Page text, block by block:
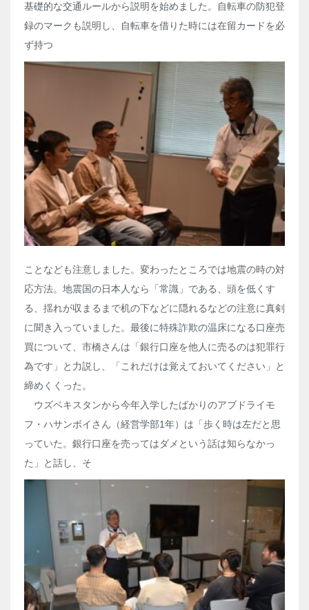
基礎的な交通ルールから説明を始めました。自転車の防犯登
録のマークも説明し、自転車を借りた時には在留カードを必
ず持つ
ことなども注意しました。変わったところでは地震の時の対
応方法。地震国の日本人なら「常識」である、頭を低くす
る、揺れが収まるまで机の下などに隠れるなどの注意に真剣
に聞き入っていました。最後に特殊詐欺の温床になる口座売
買について、市橋さんは「銀行口座を他人に売るのは犯罪行
為です」と力説し、「これだけは覚えておいてください」と
締めくくった。
ウズベキスタンから今年入学したばかりのアブドライモ
フ・ハサンボイさん（経営学部1年）は「歩く時は左だと思
っていた。銀行口座を売ってはダメという話は知らなかっ
た」と話し、そ